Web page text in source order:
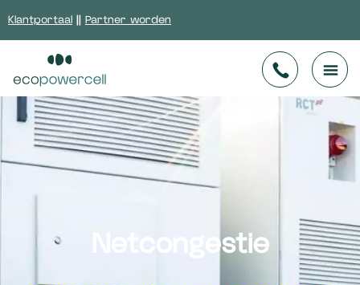
Klantportaal || Partner worden
Netcongestie